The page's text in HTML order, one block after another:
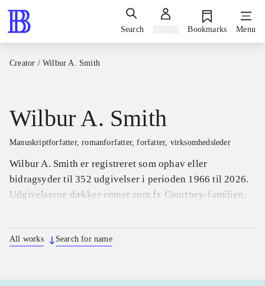
Search Bookmarks Menu
Creator / Wilbur A. Smith
Wilbur A. Smith
manuskriptforfatter, romanforfatter, forfatter, virksomhedsleder
Wilbur A. Smith er registreret som ophav eller
bidragsyder til 352 udgivelser i perioden 1966 til 2026.
Udgivelserne dækker emner som fx Courtney-familien,
All works Search for name